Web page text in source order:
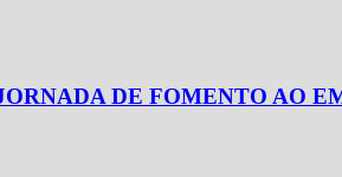
DE FOMENTO AO